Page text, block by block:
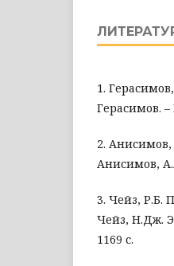
1.
Герасимов.
2.
Анисимов,
3. Чейз, Р.Б.
Чейз, Н.Дж.
1169 с.